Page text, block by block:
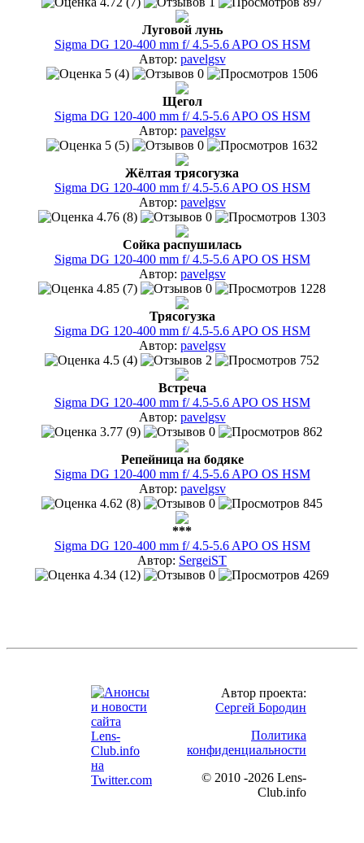
Луговой лунь
Sigma DG 120-400 mm f/ 4.5-5.6 APO OS HSM
Автор: pavelgsv
5 (4)
0
1506
Щегол
Sigma DG 120-400 mm f/ 4.5-5.6 APO OS HSM
Автор: pavelgsv
5 (5)
0
1632
Жёлтая трясогузка
Sigma DG 120-400 mm f/ 4.5-5.6 APO OS HSM
Автор: pavelgsv
4.76 (8)
0
1303
Сойка распушилась
Sigma DG 120-400 mm f/ 4.5-5.6 APO OS HSM
Автор: pavelgsv
4.85 (7)
0
1228
Трясогузка
Sigma DG 120-400 mm f/ 4.5-5.6 APO OS HSM
Автор: pavelgsv
4.5 (4)
2
752
Встреча
Sigma DG 120-400 mm f/ 4.5-5.6 APO OS HSM
Автор: pavelgsv
3.77 (9)
0
862
Репейница на бодяке
Sigma DG 120-400 mm f/ 4.5-5.6 APO OS HSM
Автор: pavelgsv
4.62 (8)
0
845
***
Sigma DG 120-400 mm f/ 4.5-5.6 APO OS HSM
Автор: SergeiST
4.34 (12)
0 4269
Автор проекта:
Сергей Бородин
Политика
конфиденциальности
© 2010 -2026 Lens-
Club.info